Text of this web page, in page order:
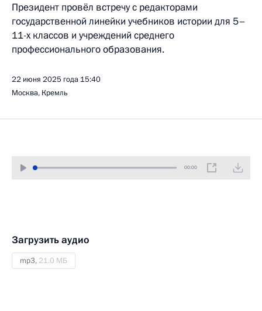
Президент провёл встречу с редакторами
государственной линейки учебников истории для 5–
11-х классов и учреждений среднего
профессионального образования.
22 июня 2025 года 15:40
Москва, Кремль
00:00
Загрузить аудио
mp3, 21.0 МБ